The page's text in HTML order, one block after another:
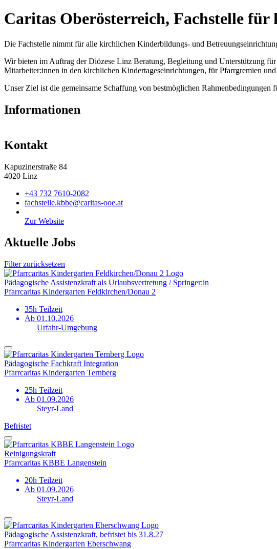
Caritas Oberösterreich, Fachstelle
Die Fachstelle nimmt für alle kirchlichen Kinderbildungs- und
Wir bieten im Auftrag der Diözese Linz Beratung, Begleitung und Unterstützung
Mitarbeiter:innen in den kirchlichen Kindertageseinrichtungen, für Pfarrgremien
Unser Ziel ist die gemeinsame Schaffung von bestmöglichen
Informationen
Kontakt
Kapuzinerstraße 84
4020 Linz
+43 732 7610-2082
fachstelle.kbbe@caritas-ooe.at
Zur Website
Aktuelle Jobs
Filter zurücksetzen
Pädagogische Assistenzkraft als Urlaubs­vertretung / Springer:in
Pfarrcaritas Kindergarten Feldkirchen/Donau 2
35h Teilzeit
Ab 01.10.2026
Urfahr-Umgebung
Pädagogische Fachkraft Integration
Pfarrcaritas Kindergarten Ternberg
25h Teilzeit
Ab 01.09.2026
Steyr-Land
Befristet
Reinigungskraft
Pfarrcaritas KBBE Langenstein
20h Teilzeit
Ab 01.09.2026
Steyr-Land
Pädagogische Assistenzkraft, befristet bis 31.8.27
Pfarrcaritas Kindergarten Eberschwang